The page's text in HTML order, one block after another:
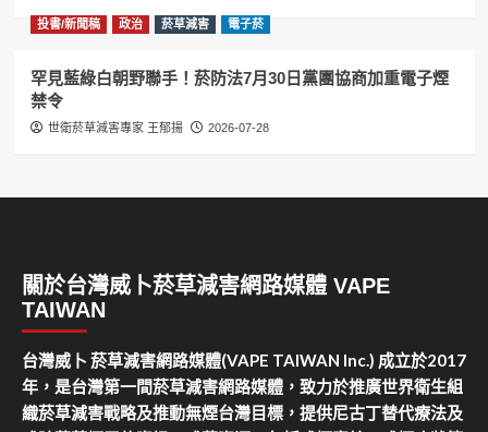
投書/新聞稿 政治 菸草減害 電子菸
罕見藍綠白朝野聯手！菸防法7月30日黨團協商加重電子煙
禁令
世衛菸草減害專家 王郁揚 2026-07-28
關於台灣威卜菸草減害網路媒體 VAPE
TAIWAN
台灣威卜 菸草減害網路媒體(VAPE TAIWAN Inc.) 成立於2017
年，是台灣第一間菸草減害網路媒體，致力於推廣世界衛生組
織菸草減害戰略及推動無煙台灣目標，提供尼古丁替代療法及